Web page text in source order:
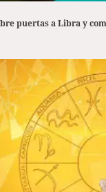
puertas a Libra y